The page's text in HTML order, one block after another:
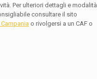
Per ulteriori dettagli e modalità
consultare il sito
o rivolgersi a un CAF o